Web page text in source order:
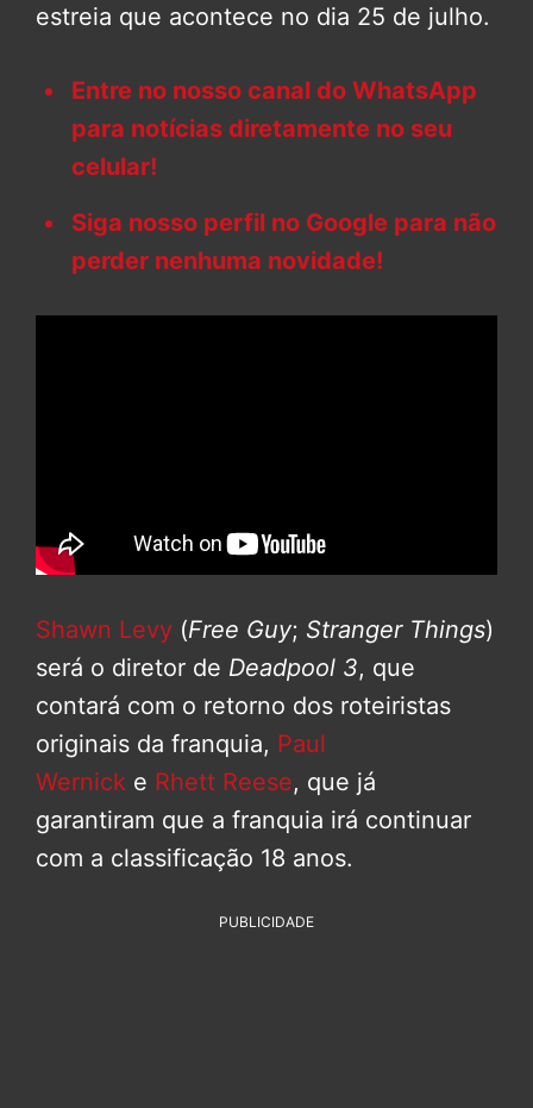
estreia que acontece no dia 25 de julho.
Entre no nosso canal do WhatsApp
para notícias diretamente no seu
celular!
Siga nosso perfil no Google para não
perder nenhuma novidade!
Shawn Levy (Free Guy; Stranger Things)
será o diretor de Deadpool 3, que
contará com o retorno dos roteiristas
originais da franquia, Paul
Wernick e Rhett Reese, que já
garantiram que a franquia irá continuar
com a classificação 18 anos.
PUBLICIDADE